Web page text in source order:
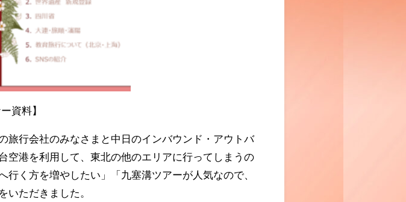
資料】
旅行会社のみなさまと中日のインバウンド・アウトバ
空港を利用して、東北の他のエリアに行ってしまうの
く方を増やしたい」「九塞溝ツアーが人気なので、
いただきました。